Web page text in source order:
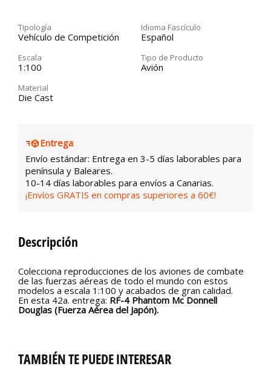
Tipología
Vehículo de Competición
Idioma Fascículo
Español
Escala
1:100
Tipo de Producto
Avión
Material
Die Cast
Entrega
Envío estándar: Entrega en 3-5 días laborables para
península y Baleares.
10-14 días laborables para envíos a Canarias.
¡Envíos GRATIS en compras superiores a 60€!
Descripción
Colecciona reproducciones de los aviones de combate
de las fuerzas aéreas de todo el mundo con estos
modelos a escala 1:100 y acabados de gran calidad.
En esta 42a. entrega: RF-4 Phantom Mc Donnell
Douglas (Fuerza Aérea del Japón).
TAMBIÉN TE PUEDE INTERESAR